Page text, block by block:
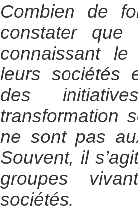
Combien de
constater que
connaissant
leurs sociétés
des
transformation
ne sont pas
Souvent, il
groupes
sociétés.